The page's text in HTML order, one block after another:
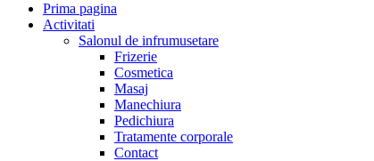
Prima pagina
Activitati
Salonul de infrumusetare
Frizerie
Cosmetica
Masaj
Manechiura
Pedichiura
Tratamente corporale
Contact